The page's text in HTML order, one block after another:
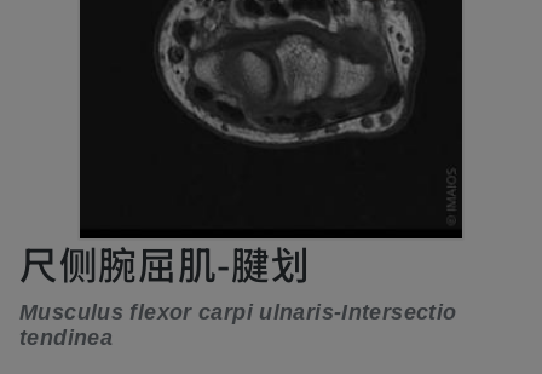
尺侧腕屈肌-腱划
Musculus flexor carpi ulnaris-Intersectio
tendinea